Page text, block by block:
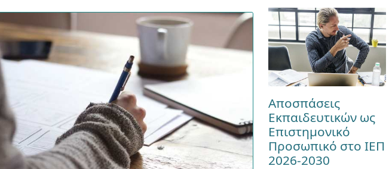
Αποσπάσεις
Εκπαιδευτικών ως
Επιστημονικό
Προσωπικό στο ΙΕΠ
2026-2030